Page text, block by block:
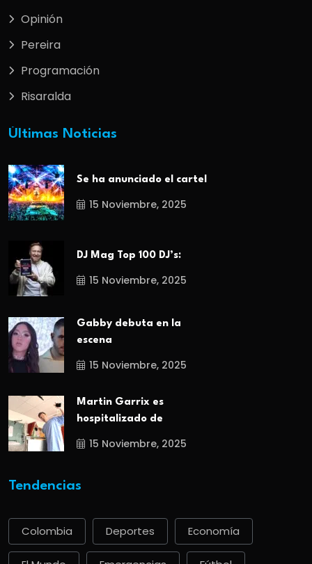
Opinión
Pereira
Programación
Risaralda
Últimas Noticias
Se ha anunciado el cartel
15 Noviembre, 2025
DJ Mag Top 100 DJ’s:
15 Noviembre, 2025
Gabby debuta en la
escena
15 Noviembre, 2025
Martin Garrix es
hospitalizado de
15 Noviembre, 2025
Tendencias
Colombia Deportes Economía